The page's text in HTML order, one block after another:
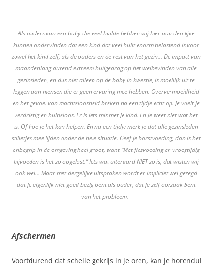
Als ouders van een baby die veel huilde hebben wij hier aan den lijve
kunnen ondervinden dat een kind dat veel huilt enorm belastend is voor
zowel het kind zelf, als de ouders en de rest van het gezin… De impact van
maandenlang durend extreem huilgedrag op het welbevinden van alle
gezinsleden, en dus niet alleen op de baby in kwestie, is moeilijk uit te
leggen aan mensen die er geen ervaring mee hebben. Oververmoeidheid
en het gevoel van machteloosheid breken na een tijdje echt op. Je voelt je
verdrietig en hulpeloos. Er is iets mis met je kind. En je weet niet wat het
is. Of hoe je het kan helpen. En na een tijdje merk je dat alle gezinsleden
stilletjes mee lijden onder de hele situatie. Geef je borstvoeding, dan is het
onbegrip in de omgeving heel groot, want “Met flesvoeding en vroegtijdig
bijvoeden is het zo opgelost.” Iets wat uiteraard NIET zo is, dat wisten wij
ook wel… Maar met dergelijke uitspraken wordt er impliciet wel gezegd
dat je eigenlijk niet goed bezig bent als ouder, dat je zelf oorzaak bent
van het probleem.
Afschermen
Voortdurend dat schelle gekrijs in je oren, kan je horendul